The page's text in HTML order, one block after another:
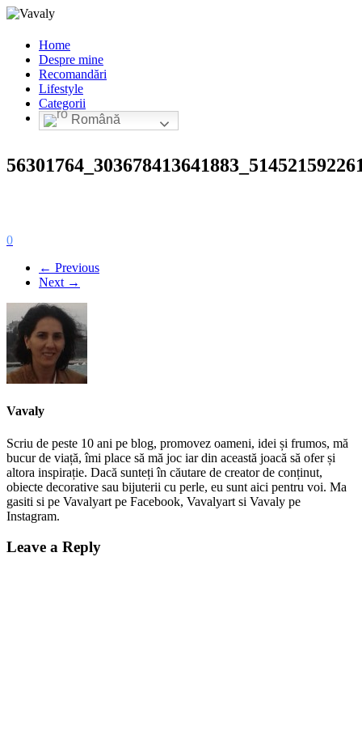
Home
Despre mine
Recomandări
Lifestyle
Categorii
Română
0
← Previous
Next →
Vavaly
Scriu de peste 10 ani pe blog, promovez oameni, idei și frumos, mă
bucur de viață, îmi place să mă joc iar din această joacă să ofer și
altora inspirație. Dacă sunteți în căutare de creator de conținut,
obiecte decorative sau bijuterii cu perle, eu sunt aici pentru voi. Ma
gasiti si pe Vavalyart pe Facebook, Vavalyart si Vavaly pe
Instagram.
Leave a Reply